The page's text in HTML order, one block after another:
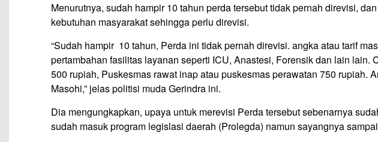
Menurutnya, sudah hampir 10 tahun perda tersebut tidak pernah direvisi,
kebutuhan masyarakat se­hingga perlu direvisi.
“Sudah hampir 10 tahun, Perda ini tidak pernah direvisi. angka atau tarif
pertambahan fasilitas layanan seperti ICU, Anastesi, Forensik dan lain lain.
500 rupiah, Puskesmas rawat inap atau puskesmas perawatan 750 rupiah.
Masohi,” jelas politisi muda Gerindra ini.
Dia mengungkapkan, upaya untuk merevisi Perda tersebut sebenarnya
sudah masuk program legislasi daerah (Prolegda) namun sayangnya